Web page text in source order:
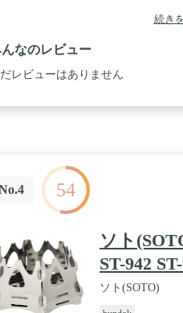
続き
なのレビュー
レビューはありません
54
ソト
ST-942
ソト(SOTO)